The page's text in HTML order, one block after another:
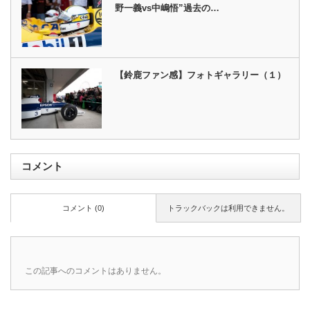
野一義vs中嶋悟”過去の…
【鈴鹿ファン感】フォトギャラリー（１）
コメント
トラックバックは利用できません。
コメント (0)
この記事へのコメントはありません。